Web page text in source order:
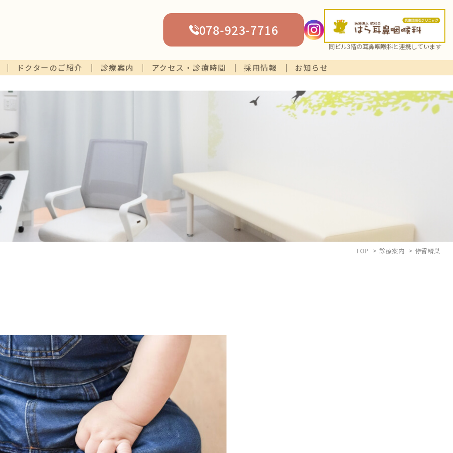
078-923-7716
同ビル3階の耳鼻咽喉科と連携しています
ドクターのご紹介 診療案内 アクセス・診療時間 採用情報 お知らせ
TOP 診療案内 停留精巣